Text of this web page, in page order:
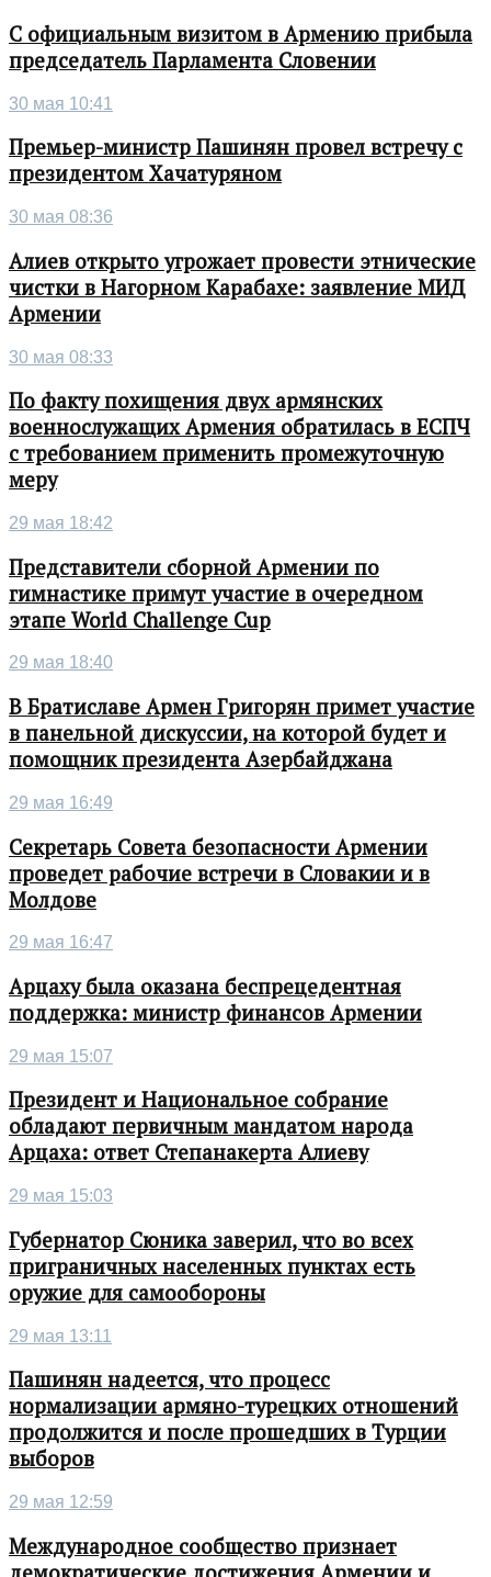
С официальным визитом в Армению прибыла
председатель Парламента Словении
30 мая 10:41
Премьер-министр Пашинян провел встречу с
президентом Хачатуряном
30 мая 08:36
Алиев открыто угрожает провести этнические
чистки в Нагорном Карабахе: заявление МИД
Армении
30 мая 08:33
По факту похищения двух армянских
военнослужащих Армения обратилась в ЕСПЧ
с требованием применить промежуточную
меру
29 мая 18:42
Представители сборной Армении по
гимнастике примут участие в очередном
этапе World Challenge Cup
29 мая 18:40
В Братиславе Армен Григорян примет участие
в панельной дискуссии, на которой будет и
помощник президента Азербайджана
29 мая 16:49
Секретарь Совета безопасности Армении
проведет рабочие встречи в Словакии и в
Молдове
29 мая 16:47
Арцаху была оказана беспрецедентная
поддержка: министр финансов Армении
29 мая 15:07
Президент и Национальное собрание
обладают первичным мандатом народа
Арцаха: ответ Степанакерта Алиеву
29 мая 15:03
Губернатор Сюника заверил, что во всех
приграничных населенных пунктах есть
оружие для самообороны
29 мая 13:11
Пашинян надеется, что процесс
нормализации армяно-турецких отношений
продолжится и после прошедших в Турции
выборов
29 мая 12:59
Международное сообщество признает